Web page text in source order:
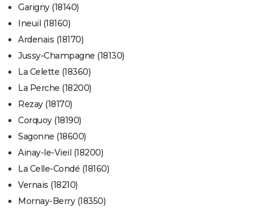
Garigny (18140)
Ineuil (18160)
Ardenais (18170)
Jussy-Champagne (18130)
La Celette (18360)
La Perche (18200)
Rezay (18170)
Corquoy (18190)
Sagonne (18600)
Ainay-le-Vieil (18200)
La Celle-Condé (18160)
Vernais (18210)
Mornay-Berry (18350)